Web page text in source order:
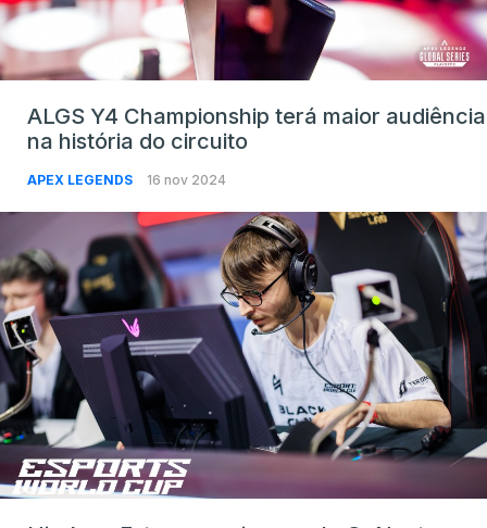
ALGS Y4 Championship terá maior audiência
na história do circuito
APEX LEGENDS 16 nov 2024